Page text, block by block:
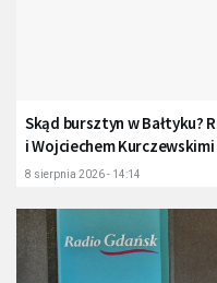
Skąd bursztyn w Bałtyku?
i Wojciechem Kurczewskimi
8 sierpnia 2026 - 14:14